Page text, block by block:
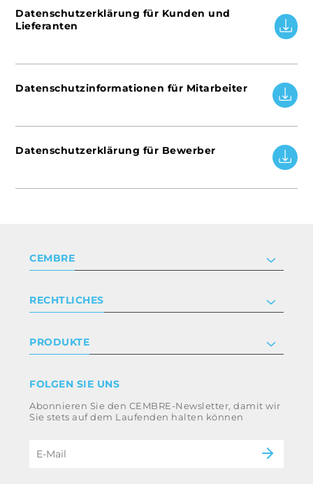
Datenschutzerklärung für Kunden und
Lieferanten
Datenschutzinformationen für Mitarbeiter
Datenschutzerklärung für Bewerber
CEMBRE
Zertifizierung
Arbeite mit uns
RECHTLICHES
Geschäftsbedingungen
Whistleblowing
Impressum
PRODUKTE
Energieversorgung
B2B Disclaimer
FOLGEN SIE UNS
Abonnieren Sie den CEMBRE-Newsletter, damit wir
Sie stets auf dem Laufenden halten können